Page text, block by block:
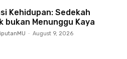
Kehidupan: Sedekah
bukan Menunggu Kaya
- August 9, 2026